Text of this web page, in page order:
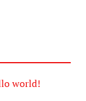
world!